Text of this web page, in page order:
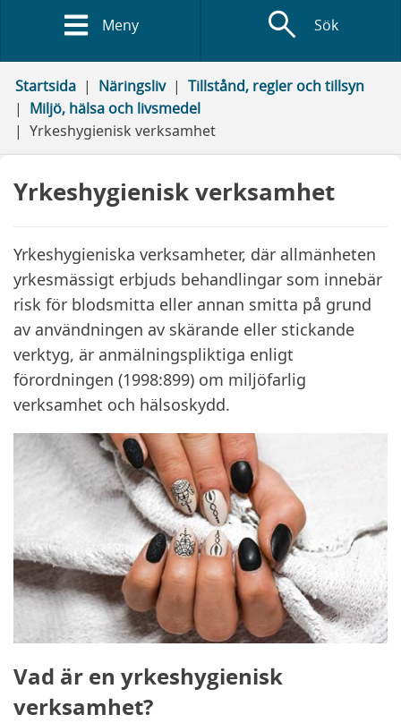
Meny search Sök
Startsida Näringsliv
Tillstånd, regler och tillsyn
Miljö, hälsa och livsmedel
Yrkeshygienisk verksamhet
Yrkeshygienisk verksamhet
Yrkeshygieniska verksamheter, där allmänheten
yrkesmässigt erbjuds behandlingar som innebär
risk för blodsmitta eller annan smitta på grund
av användningen av skärande eller stickande
verktyg, är anmälningspliktiga enligt
förordningen (1998:899) om miljöfarlig
verksamhet och hälsoskydd.
Vad är en yrkeshygienisk
verksamhet?